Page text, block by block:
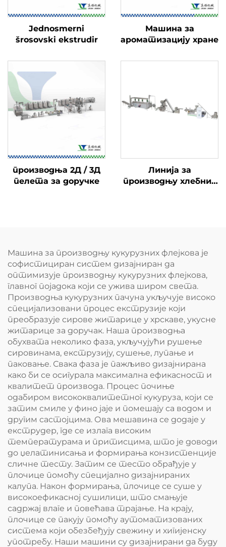
Jednosmerni
šrosovski ekstrudir
Машина за
ароматизацију хране
производња 2Д / 3Д
пелета за доручке
Линија за
производњу хлебних
Машина за производњу кукурузних флејкова је
софистициран систем дизајниран да
оптимизује производњу кукурузних флејкова,
главног појадока који се ужива широм света.
Производња кукурузних пачуна укључује високо
специјализовани процес екструзије који
преобразује сирове житарице у хрскаве, укусне
житарице за доручак. Наша производња
обухвата неколико фаза, укључујући рушење
сировинама, екструзију, сушење, лупање и
паковање. Свака фаза је пажљиво дизајнирана
како би се осигурала максимална ефикасност и
квалитет производа. Процес почиње
одабиром висококвалитетног кукуруза, који се
затим смиле у фино јаје и помешају са водом и
другим састојцима. Ова мешавина се додаје у
екструдер, где се излага високим
температурама и притисцима, што је доводи
до џелатинисања и формирања конзистенције
сличне тесту. Затим се тесто обрађује у
плочице помоћу специјално дизајнираних
калупа. Након формирања, плочице се суше у
високоефикасној сушилици, што смањује
садржај влаге и повећава трајање. На крају,
плочице се пакују помоћу аутоматизованих
система који обезбеђују свежину и хигијенску
употребу. Наши машини су дизајнирани да буду